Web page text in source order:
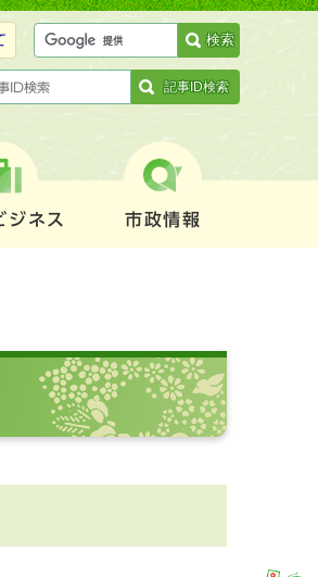
検索
記事ID検索
ジネス 市政情報